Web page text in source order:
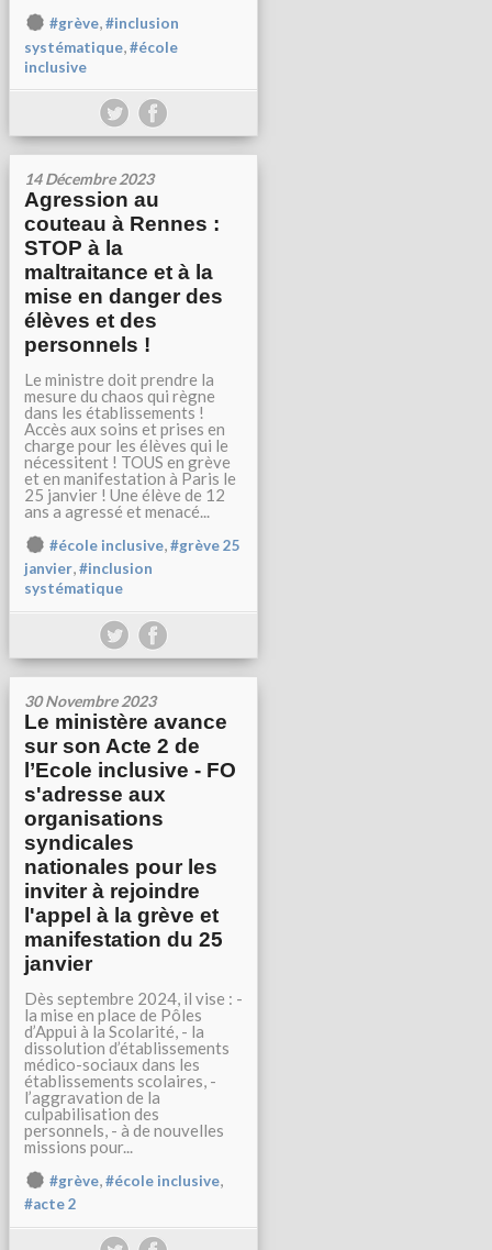
#grève,#inclusion
systématique #école
inclusive
14 Décembre 2023
Agression au
couteau à Rennes :
STOP à la
maltraitance et à la
mise en danger des
élèves et des
personnels !
Le ministre doit prendre la
mesure du chaos qui règne
dans les établissements !
Accès aux soins et prises en
charge pour les élèves qui le
nécessitent ! TOUS en grève
et en manifestation à Paris le
25 janvier ! Une élève de 12
ans a agressé et menacé...
#école inclusive,#grève 25
janvier,#inclusion
systématique
30 Novembre 2023
Le ministère avance
sur son Acte 2 de
l’Ecole inclusive - FO
s'adresse aux
organisations
syndicales
nationales pour les
inviter à rejoindre
l'appel à la grève et
manifestation du 25
janvier
Dès septembre 2024, il vise : -
la mise en place de Pôles
d’Appui à la Scolarité, - la
dissolution d’établissements
médico-sociaux dans les
établissements scolaires, -
l’aggravation de la
culpabilisation des
personnels, - à de nouvelles
missions pour...
#grève,#école inclusive,
#acte 2